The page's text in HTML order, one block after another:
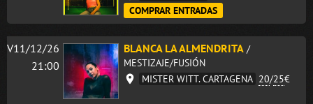
COMPRAR ENTRADAS
V11/12/26
21:00
BLANCA LA ALMENDRITA /
MESTIZAJE/FUSIÓN
MISTER WITT. CARTAGENA 20/25€